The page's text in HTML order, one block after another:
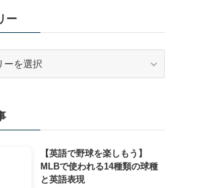
ー
【英語で野球を楽しもう】
MLBで使われる14種類の球種
と英語表現